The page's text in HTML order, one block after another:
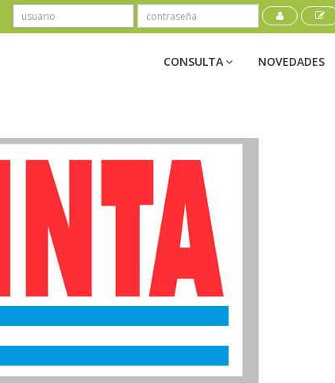
CONSULTA NOVEDADES